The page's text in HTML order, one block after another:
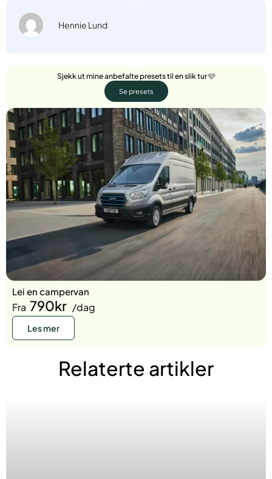
Hennie Lund
Sjekk ut mine anbefalte presets til en slik tur 🩷
Se presets
Lei en campervan
Fra 790kr /dag
Les mer
Relaterte artikler